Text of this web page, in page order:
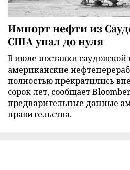
Импорт нефти из
США упал до нуля
В июле поставки
американские
полностью прекратились
сорок лет, сообщает
предварительные данные
правительства.